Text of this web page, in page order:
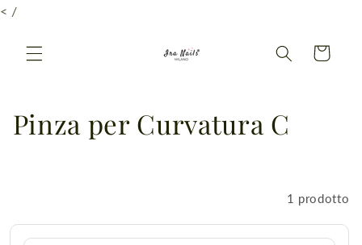
< /Vai
direttamente
Carrello
C
l
Pinza per Curvatura C
1 prodotto